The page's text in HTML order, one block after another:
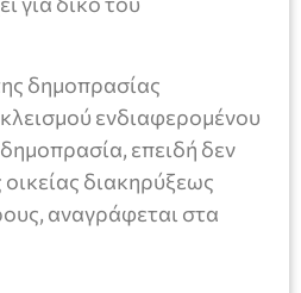
δημοπρασίας
ενδιαφερομένου
επειδή δεν
διακηρύξεως
αναγράφεται στα